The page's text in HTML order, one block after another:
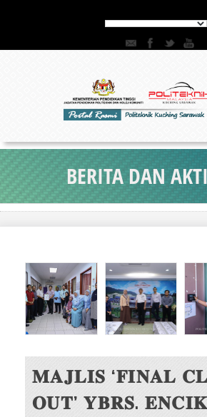
BERITA DAN
𝐌𝐀𝐉𝐋𝐈𝐒 ‘𝐅𝐈𝐍𝐀𝐋
𝐎𝐔𝐓’ 𝐘𝐁𝐑𝐒. 𝐄𝐍𝐂𝐈𝐊